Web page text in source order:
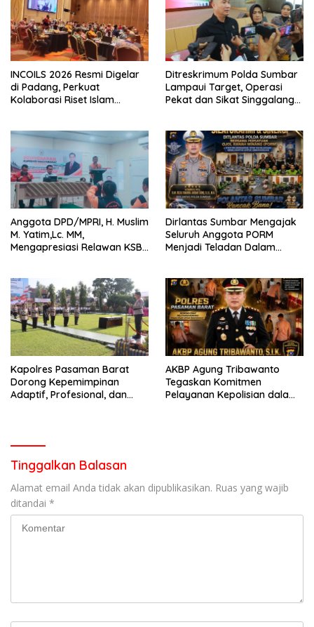
INCOILS 2026 Resmi Digelar
di Padang, Perkuat
Kolaborasi Riset Islam
Ditreskrimum Polda Sumbar
Lampaui Target, Operasi
Pekat dan Sikat Singgalang
Anggota DPD/MPRI, H. Muslim
M. Yatim,Lc. MM,
Mengapresiasi Relawan KSB
Bencana
Dirlantas Sumbar Mengajak
Seluruh Anggota PORM
Menjadi Teladan Dalam
Perlengkapan Keselamatan
Berkendara
Kapolres Pasaman Barat
Dorong Kepemimpinan
Adaptif, Profesional, dan
AKBP Agung Tribawanto
Tegaskan Komitmen
Pelayanan Kepolisian dalam
Tinggalkan Balasan
Alamat email Anda tidak akan dipublikasikan. Ruas yang wajib
ditandai *